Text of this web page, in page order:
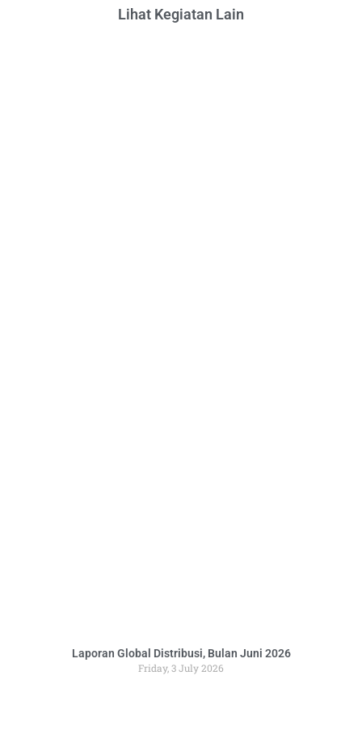
Lihat Kegiatan Lain
Laporan Global Distribusi, Bulan Juni 2026
Friday, 3 July 2026